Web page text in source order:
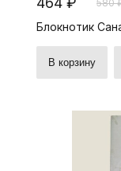
580
Блокнотик
В корзину